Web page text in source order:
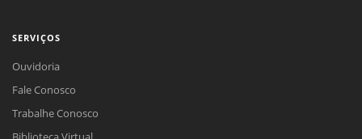
SERVIÇOS
Ouvidoria
Fale Conosco
Trabalhe Conosco